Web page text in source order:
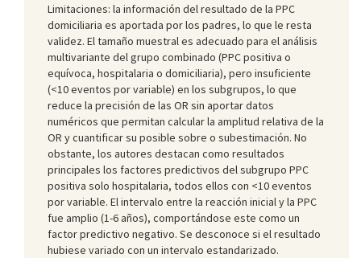
Limitaciones: la información del resultado de la PPC
domiciliaria es aportada por los padres, lo que le resta
validez. El tamaño muestral es adecuado para el análisis
multivariante del grupo combinado (PPC positiva o
equívoca, hospitalaria o domiciliaria), pero insuficiente
(<10 eventos por variable) en los subgrupos, lo que
reduce la precisión de las OR sin aportar datos
numéricos que permitan calcular la amplitud relativa de la
OR y cuantificar su posible sobre o subestimación. No
obstante, los autores destacan como resultados
principales los factores predictivos del subgrupo PPC
positiva solo hospitalaria, todos ellos con <10 eventos
por variable. El intervalo entre la reacción inicial y la PPC
fue amplio (1-6 años), comportándose este como un
factor predictivo negativo. Se desconoce si el resultado
hubiese variado con un intervalo estandarizado.